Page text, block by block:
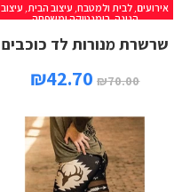
אירועים, לבית ולמטבח, עיצוב הבית, עיצוב
הגינה,רומנטיקה ומשפחה
שרשרת מנורות לד כוכבים
₪70.00
₪42.70